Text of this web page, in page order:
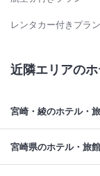
レンタカー付きプラン
近隣エリアの
宮崎・綾のホテル・
宮崎県のホテル・旅